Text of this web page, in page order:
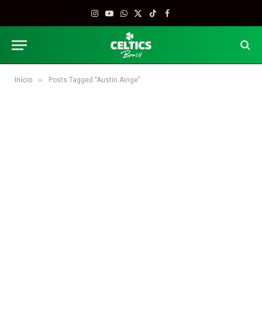
Instagram
YouTube
WhatsApp
X
TikTokFacebook
Início » Posts Tagged "Austin Ainge"